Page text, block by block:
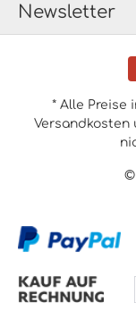
Newsletter
©
* Alle Preise
Versandkosten